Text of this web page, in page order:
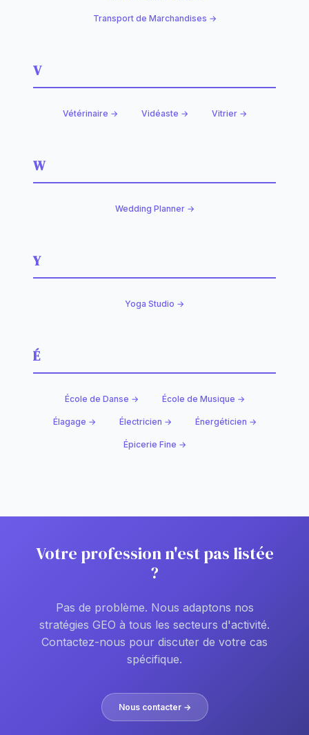
Transport de Marchandises →
V
Vétérinaire → Vidéaste → Vitrier →
W
Wedding Planner →
Y
Yoga Studio →
É
École de Danse → École de Musique →
Élagage → Électricien → Énergéticien →
Épicerie Fine →
Votre profession n'est pas listée
?
Pas de problème. Nous adaptons nos
stratégies GEO à tous les secteurs d'activité.
Contactez-nous pour discuter de votre cas
spécifique.
Nous contacter →